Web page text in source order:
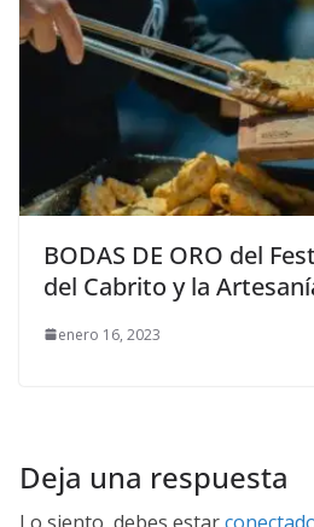
BODAS DE ORO del
del Cabrito y la
enero 16, 2023
Deja una respuesta
Lo siento, debes estar